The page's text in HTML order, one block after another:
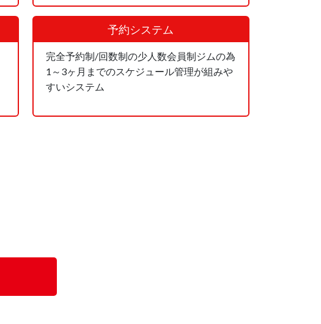
予約システム
完全予約制/回数制の少人数会員制ジムの為
1～3ヶ月までのスケジュール管理が組みや
すいシステム